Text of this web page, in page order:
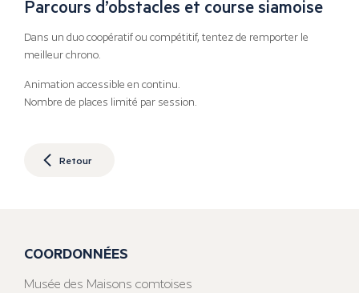
Parcours d’obstacles et course siamoise
Dans un duo coopératif ou compétitif, tentez de remporter le
meilleur chrono.
Animation accessible en continu.
Nombre de places limité par session.
Retour
COORDONNÉES
Musée des Maisons comtoises